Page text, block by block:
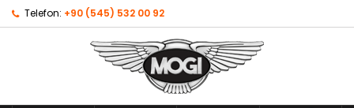
Telefon: +90 (545) 532 00 92